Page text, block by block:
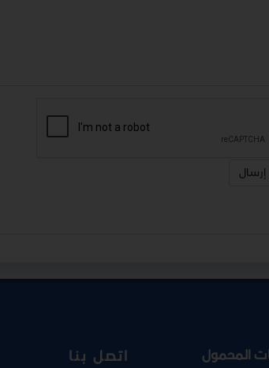
إرسال
المحمول اتصل بنا